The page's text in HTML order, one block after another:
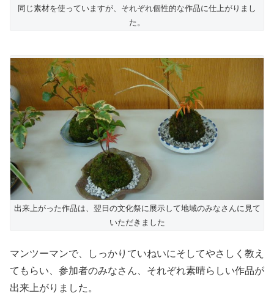
同じ素材を使っていますが、それぞれ個性的な作品に仕上がりまし
た。
出来上がった作品は、翌日の文化祭に展示して地域のみなさんに見て
いただきました
マンツーマンで、しっかりていねいにそしてやさしく教え
てもらい、参加者のみなさん、それぞれ素晴らしい作品が
出来上がりました。